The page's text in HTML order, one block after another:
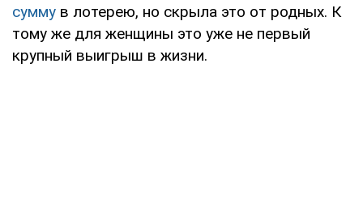
сумму в лотерею, но скрыла это от родных. К
тому же для женщины это уже не первый
крупный выигрыш в жизни.